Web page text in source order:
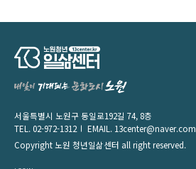
서울특별시 노원구 동일로192길 74, 8층
TEL.02-972-1312 EMAIL. 13center@naver.com
Copyright 노원 청년일삶센터 all right reserved.